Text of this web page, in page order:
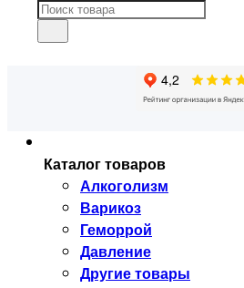
Каталог товаров
Алкоголизм
Варикоз
Геморрой
Давление
Другие товары